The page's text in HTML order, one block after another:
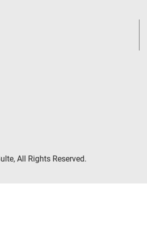
All Rights Reserved.